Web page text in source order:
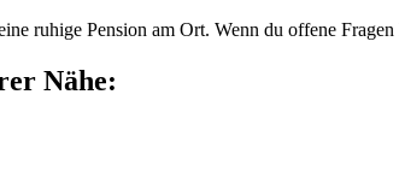
ruhige Pension am Ort. Wenn du offene
Nähe: